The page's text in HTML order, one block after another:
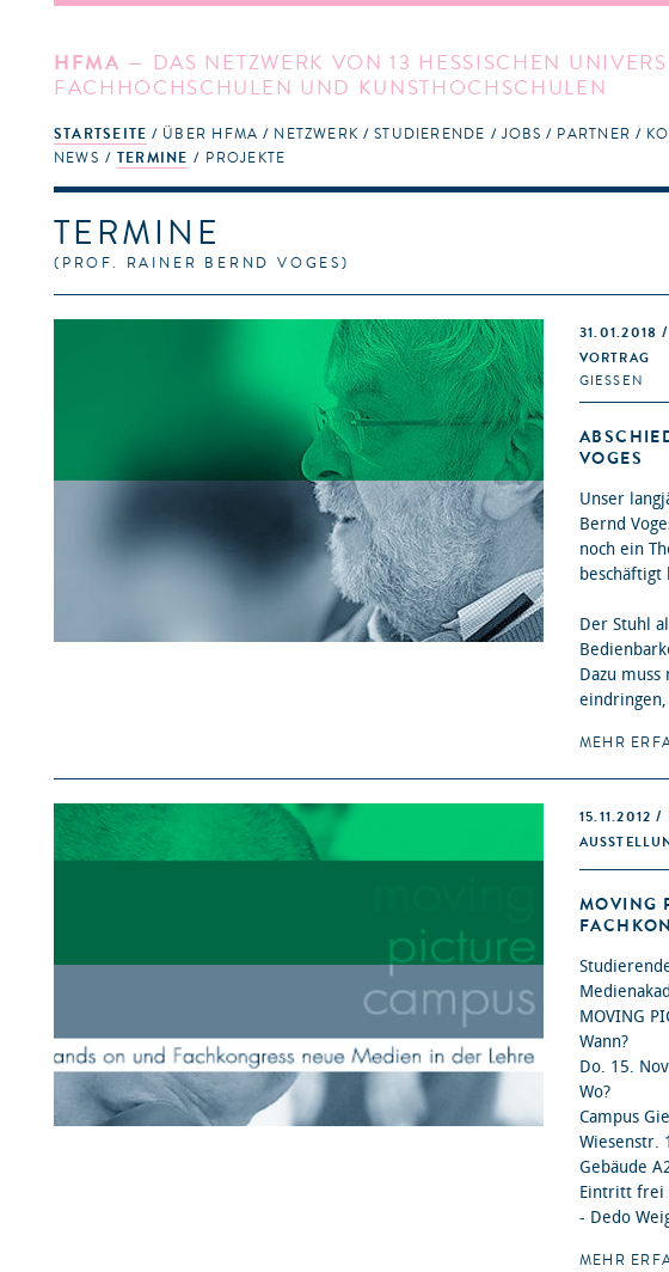
HFMA — DAS NETZWERK VON 13 HESSISCHEN
FACHHOCHSCHULEN UND KUNSTHOCHSCHULEN
STARTSEITE
NEWS
TERMINE PROJEKTE
ÜBER HFMA NETZWERK STUDIERENDE JOBS PARTNER
TERMINE
(PROF. RAINER BERND VOGES)
31.01.2018
VORTRAG
GIESSEN
VOGES
Unser
Bernd
noch ein
beschäftigt
Der Stuhl
Dazu
eindringen,
MEHR
15.11.2012
MOVING
MOVING
Wann?
Do. 15.
Wo?
Campus
Wiesenstr.
Gebäude
Eintritt frei
- Dedo
MEHR